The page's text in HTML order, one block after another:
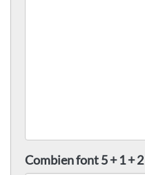
Combien font 5 + 1 + 2